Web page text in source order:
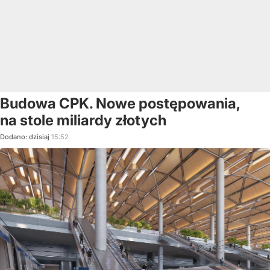
Budowa CPK. Nowe postępowania,
na stole miliardy złotych
Dodano: dzisiaj 15:52